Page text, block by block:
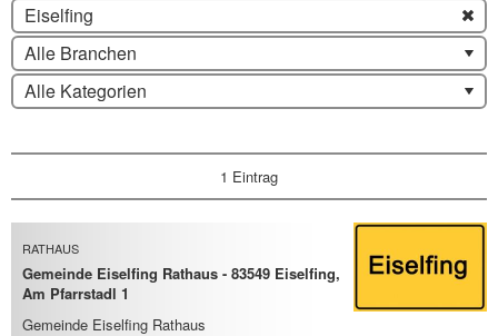
Eiselfing
Alle Branchen
Alle Kategorien
1 Eintrag
RATHAUS
Gemeinde Eiselfing Rathaus - 83549 Eiselfing,
Am Pfarrstadl 1
Gemeinde Eiselfing Rathaus